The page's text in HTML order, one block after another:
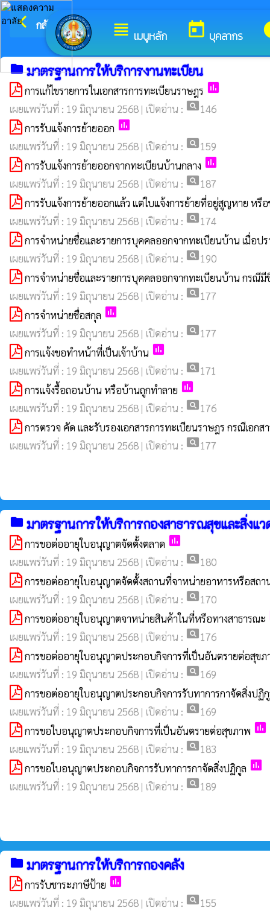
view_headline เมนูหลัก today บุคลากร
arrow_back_ios กลับเมนูหลัก ยินดีต้อนรับสู่เว็บไซต์ข
folderมาตรฐานการให้บริการงานทะเบียน
การแก้ไขรายการในเอกสารการทะเบียนราษฎร poll
เผยแพร่วันที่ : 19 มิถุนายน 2568 | เปิดอ่าน : pageview146
การรับแจ้งการย้ายออก poll
เผยแพร่วันที่ : 19 มิถุนายน 2568 | เปิดอ่าน : pageview159
การรับแจ้งการย้ายออกจากทะเบียนบ้านกลาง poll
เผยแพร่วันที่ : 19 มิถุนายน 2568 | เปิดอ่าน : pageview187
การรับแจ้งการย้ายออกแล้ว แต่ใบแจ้งการย้ายที่อยู่สูญหาย หรือ
เผยแพร่วันที่ : 19 มิถุนายน 2568 | เปิดอ่าน : pageview174
การจำหน่ายชื่อและรายการบุคคลออกจากทะเบียนบ้าน เมื่อป
เผยแพร่วันที่ : 19 มิถุนายน 2568 | เปิดอ่าน : pageview190
การจำหน่ายชื่อและรายการบุคคลออกจากทะเบียนบ้าน กรณี
เผยแพร่วันที่ : 19 มิถุนายน 2568 | เปิดอ่าน : pageview177
การจำหน่ายชื่อสกุล poll
เผยแพร่วันที่ : 19 มิถุนายน 2568 | เปิดอ่าน : pageview177
การแจ้งขอทำหน้าที่เป็นเจ้าบ้าน poll
เผยแพร่วันที่ : 19 มิถุนายน 2568 | เปิดอ่าน : pageview171
การแจ้งรื้อถอนบ้าน หรือบ้านถูกทำลาย poll
เผยแพร่วันที่ : 19 มิถุนายน 2568 | เปิดอ่าน : pageview176
การตรวจ คัด และรับรองเอกสารการทะเบียนราษฎร กรณีเอ
เผยแพร่วันที่ : 19 มิถุนายน 2568 | เปิดอ่าน : pageview177
folder มาตรฐานการให้บริการกองสาธารณสุขและสิ่งแว
การขอต่ออายุใบอนุญาตจัดตั้งตลาด poll
เผยแพร่วันที่ : 19 มิถุนายน 2568 | เปิดอ่าน : pageview180
การขอต่ออายุใบอนุญาตจัดตั้งสถานที่จาหน่ายอาหารหรือสถา
เผยแพร่วันที่ : 19 มิถุนายน 2568 | เปิดอ่าน : pageview170
การขอต่ออายุใบอนุญาตจาหน่ายสินค้าในที่หรือทางสาธารณะ
เผยแพร่วันที่ : 19 มิถุนายน 2568 | เปิดอ่าน : pageview176
การขอต่ออายุใบอนุญาตประกอบกิจการที่เป็นอันตรายต่อสุข
เผยแพร่วันที่ : 19 มิถุนายน 2568 | เปิดอ่าน : pageview169
การขอต่ออายุใบอนุญาตประกอบกิจการรับทาการกาจัดสิ่งปฏิ
เผยแพร่วันที่ : 19 มิถุนายน 2568 | เปิดอ่าน : pageview169
การขอใบอนุญาตประกอบกิจการที่เป็นอันตรายต่อสุขภาพ poll
เผยแพร่วันที่ : 19 มิถุนายน 2568 | เปิดอ่าน : pageview183
การขอใบอนุญาตประกอบกิจการรับทาการกาจัดสิ่งปฏิกูล poll
เผยแพร่วันที่ : 19 มิถุนายน 2568 | เปิดอ่าน : pageview189
folder มาตรฐานการให้บริการกองคลัง
การรับชาระภาษีป้าย poll
เผยแพร่วันที่ : 19 มิถุนายน 2568 | เปิดอ่าน : pageview155